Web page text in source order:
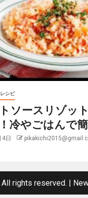
シピ
トソースリゾッ
冷やごはんで簡
4日
rights reserved. |